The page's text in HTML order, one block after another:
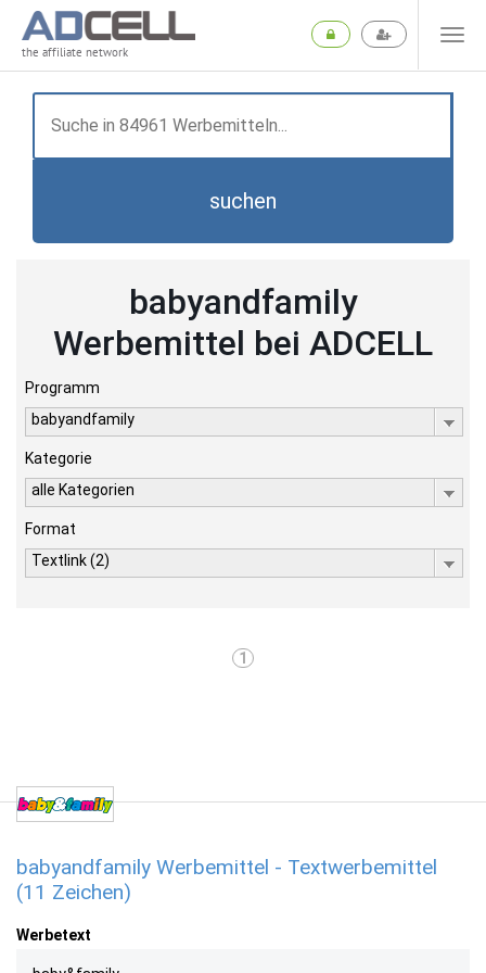
the affiliate network
suchen
babyandfamily
Werbemittel bei ADCELL
Programm
babyandfamily
Kategorie
alle Kategorien
Format
Textlink (2)
1
babyandfamily Werbemittel - Textwerbemittel
(11 Zeichen)
Werbetext